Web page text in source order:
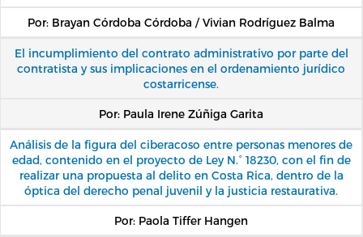
Por: Brayan Córdoba Córdoba / Vivian Rodríguez Balma
El incumplimiento del contrato administrativo por parte del
contratista y sus implicaciones en el ordenamiento jurídico
costarricense.
Por: Paula Irene Zúñiga Garita
Análisis de la figura del ciberacoso entre personas menores de
edad, contenido en el proyecto de Ley N.° 18230, con el fin de
realizar una propuesta al delito en Costa Rica, dentro de la
óptica del derecho penal juvenil y la justicia restaurativa.
Por: Paola Tiffer Hangen